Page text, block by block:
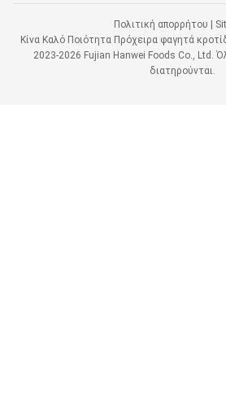
Πολιτική απορρήτου
Κίνα Καλό Ποιότητα Πρόχειρα φαγητά
2023-2026 Fujian Hanwei Foods Co., Ltd.
διατηρούνται.